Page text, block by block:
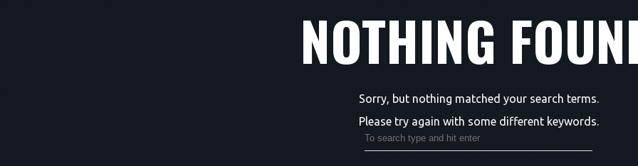
NOTHING
Sorry, but nothing matched your search terms.
Please try again with some different keywords.